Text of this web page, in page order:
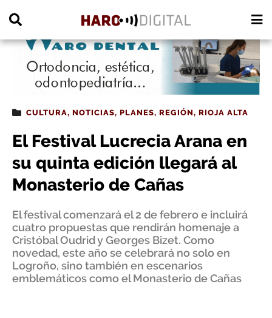
CULTURA, NOTICIAS, PLANES, REGIÓN, RIOJA ALTA
El Festival Lucrecia Arana en
su quinta edición llegará al
Monasterio de Cañas
El festival comenzará el 2 de febrero e incluirá
cuatro propuestas que rendirán homenaje a
Cristóbal Oudrid y Georges Bizet. Como
novedad, este año se celebrará no solo en
Logroño, sino también en escenarios
emblemáticos como el Monasterio de Cañas